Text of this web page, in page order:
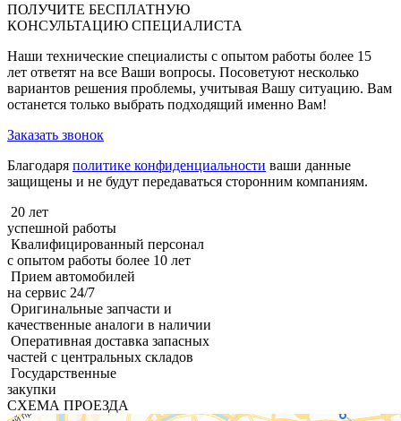
ПОЛУЧИТЕ БЕСПЛАТНУЮ
КОНСУЛЬТАЦИЮ СПЕЦИАЛИСТА
Наши технические специалисты с опытом работы более 15
лет ответят на все Ваши вопросы. Посоветуют несколько
вариантов решения проблемы, учитывая Вашу ситуацию. Вам
останется только выбрать подходящий именно Вам!
Заказать звонок
Благодаря политике конфиденциальности ваши данные
защищены и не будут передаваться сторонним компаниям.
20 лет
успешной работы
Квалифицированный персонал
с опытом работы более 10 лет
Прием автомобилей
на сервис 24/7
Оригинальные запчасти и
качественные аналоги в наличии
Оперативная доставка запасных
частей с центральных складов
Государственные
закупки
СХЕМА ПРОЕЗДА